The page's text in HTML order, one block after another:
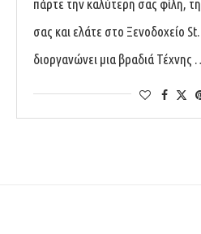
πάρτε την καλύτερη σας φίλη,
σας και ελάτε στο Ξενοδοχείο
διοργανώνει μια βραδιά Τέχνης